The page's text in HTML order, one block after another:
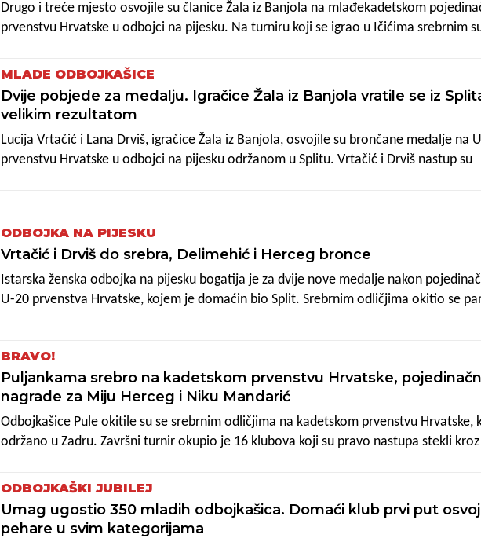
među "pjeskašicama" Žal iz Banjola.
Drugo i treće mjesto osvojile su članice Žala iz Banjola na mlađekadetskom
prvenstvu Hrvatske u odbojci na pijesku. Na turniru koji se igrao u Ičićima srebrnim
Marković.
MLADE ODBOJKAŠICE
Dvije pobjede za medalju. Igračice Žala iz Banjola vratile se iz
velikim rezultatom
Lucija Vrtačić i Lana Drviš, igračice Žala iz Banjola, osvojile su brončane medalje na
prvenstvu Hrvatske u odbojci na pijesku održanom u Splitu. Vrtačić i Drviš nastup su
10:15).
ODBOJKA NA PIJESKU
Vrtačić i Drviš do srebra, Delimehić i Herceg bronce
Istarska ženska odbojka na pijesku bogatija je za dvije nove medalje nakon
U-20 prvenstva Hrvatske, kojem je domaćin bio Split. Srebrnim odličjima okitio se
Lena Perhat, koje su svoj splitski nastup okončale na petom mjestu.
BRAVO!
Puljankama srebro na kadetskom prvenstvu Hrvatske,
nagrade za Miju Herceg i Niku Mandarić
Odbojkašice Pule okitile su se srebrnim odličjima na kadetskom prvenstvu Hrvatske,
održano u Zadru. Završni turnir okupio je 16 klubova koji su pravo nastupa stekli kroz
kojih su razigravali svaki sa svakim, a mlade Puljanke ždrijeb je smjestio u grupu B u
upisale tri pobjede. Na startu su svladale zagrebačku Mladost s "čistih" 2:0 (28:26,
isto kao i potom Vinkovce (27:25, 25:10), da bi u neizvjesnom dvoboju za prvo mjesto
ODBOJKAŠKI JUBILEJ
Umag ugostio 350 mladih odbojkašica. Domaći klub prvi put
pehare u svim kategorijama